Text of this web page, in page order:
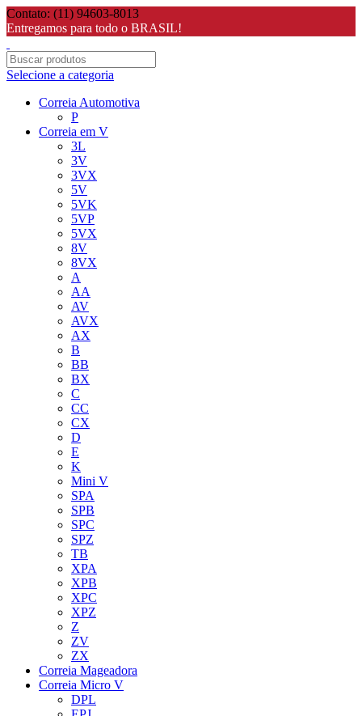
Contato: (11) 94603-8013
Entregamos para todo o BRASIL!
Selecione a categoria
Correia Automotiva
P
Correia em V
3L
3V
3VX
5V
5VK
5VP
5VX
8V
8VX
A
AA
AV
AVX
AX
B
BB
BX
C
CC
CX
D
E
K
Mini V
SPA
SPB
SPC
SPZ
TB
XPA
XPB
XPC
XPZ
Z
ZV
ZX
Correia Mageadora
Correia Micro V
DPL